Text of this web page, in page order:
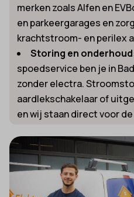
merken zoals Alfen en
en parkeergarages en
krachtstroom- en perilex
Storing en
spoedservice ben je in
zonder electra.
aardlekschakelaar of
en wij staan direct voor